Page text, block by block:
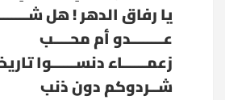
يا رفاق الدهر ! هل
عــــــــدو أم محــــب
زعمــــــاء دنســــــوا
شــردوكم دون ذنب